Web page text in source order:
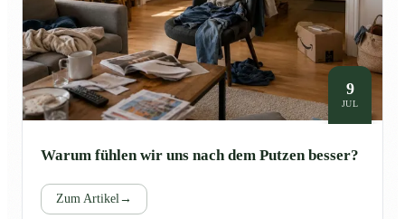
9
JUL
Warum fühlen wir uns nach dem Putzen besser?
Zum Artikel →